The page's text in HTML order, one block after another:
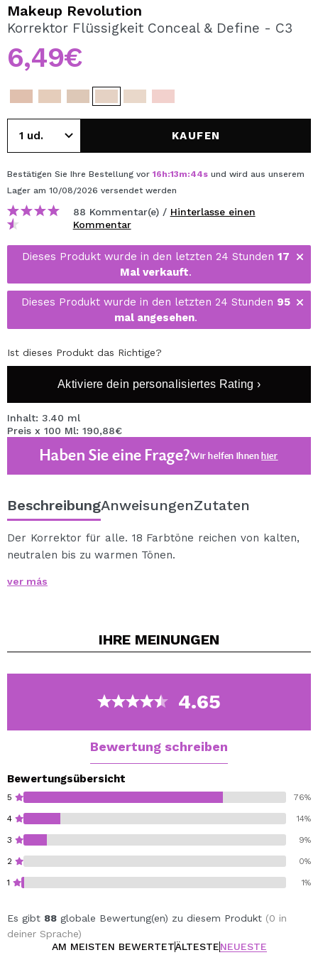
REGISTRIEREN
Durch die Erstellung eines Kontos bei Maquillalia.de
können Sie Ihre Einkäufe schnell tätigen, den Status Ihrer
einsehen.
BENUTZERKONTO ERSTELLEN
Makeup Revolution
Korrektor Flüssigkeit Conceal & Define - C3
6,49€
KAUFEN
Bestätigen Sie Ihre Bestellung vor 16h:13m:44s und wird aus unserem
Lager am 10/08/2026 versendet werden
88 Kommentar(e) / Hinterlasse einen
Kommentar
Dieses Produkt wurde in den letzten 24 Stunden 17
Mal verkauft.
Dieses Produkt wurde in den letzten 24 Stunden 95
mal angesehen.
Ist dieses Produkt das Richtige?
Aktiviere dein personalisiertes Rating ›
Inhalt: 3.40 ml
Preis x 100 Ml: 190,88€
Haben Sie eine Frage?Wir helfen Ihnenhier
BeschreibungAnweisungenZutaten
Der Korrektor für alle. 18 Farbtöne reichen von kalten,
neutralen bis zu warmen Tönen.
Abdeckung von Unvollkommenheiten, einschließlich
absetzt oder akzentuiert.
werden kann, um die Konturen zu konturieren und zu
Ihr Applikator ermöglicht eine reibungslose
Vegan Cruelty Free.
ver más
IHRE MEINUNGEN
4.65
Bewertung schreiben
Bewertungsübersicht
5 76%
4 14%
3 9%
2 0%
1 1%
Es gibt 88 globale Bewertung(en) zu diesem Produkt (0 in
deiner Sprache)
AM MEISTEN BEWERTETÄLTESTENEUESTE